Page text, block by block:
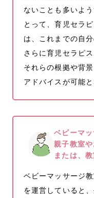
ないことも多いよ
とって、育児セラ
は、これまでの自
さらに育児セラピ
それらの根拠や背
アドバイスが可能と
ベビーマ
親子教室
または、
ベビーマッサージ
を運営していると